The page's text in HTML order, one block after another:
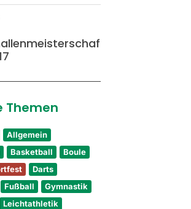
Themen
Allgemein
Basketball
Boule
Darts
Fußball
Gymnastik
Leichtathletik